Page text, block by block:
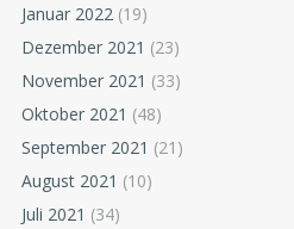
Januar 2022 (19)
Dezember 2021 (23)
November 2021 (33)
Oktober 2021 (48)
September 2021 (21)
August 2021 (10)
Juli 2021 (34)